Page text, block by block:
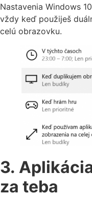
Nastavenia Windows
vždy keď použiješ
celú obrazovku.
3.
za teba